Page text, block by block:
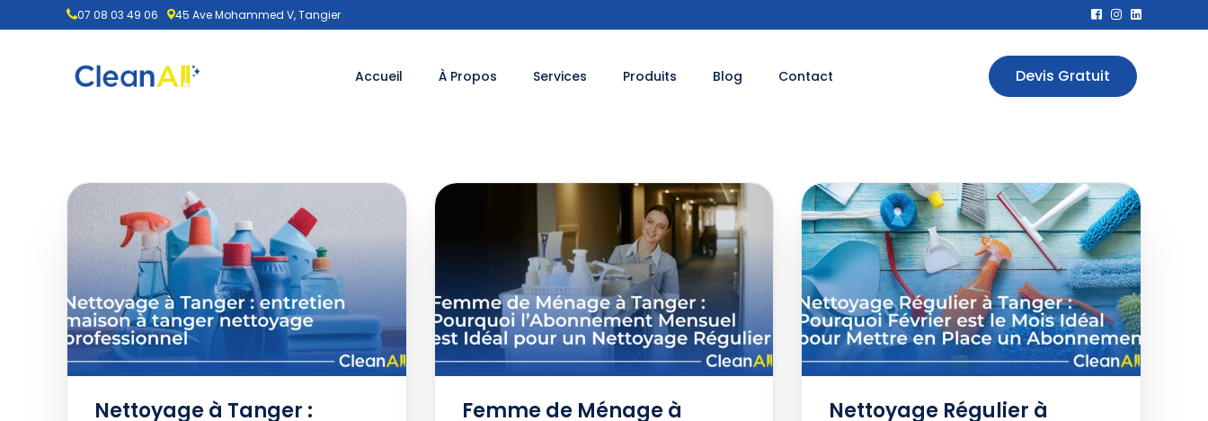
07 08 03 49 06 45 Ave Mohammed V, Tangier
Accueil À Propos Services Produits Blog Contact Devis Gratuit
Nettoyage à Tanger :
Femme de Ménage à
Nettoyage Régulier à